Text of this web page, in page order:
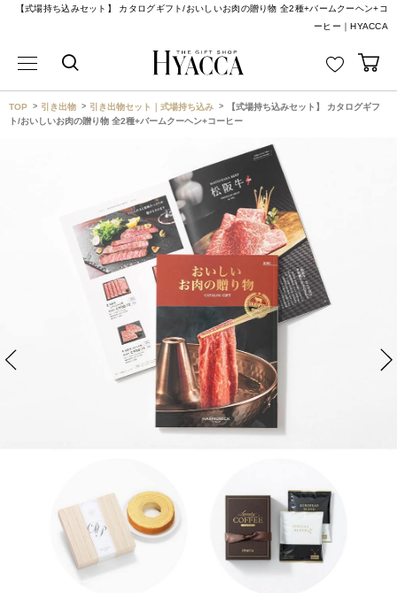
【式場持ち込みセット】 カタログギフト/おいしいお肉の贈り物 全2種+バームクーヘン+コ
ーヒー｜HYACCA
TOP 引き出物 引き出物セット｜式場持ち込み
【式場持ち込みセット】 カタログギフ
ト/おいしいお肉の贈り物 全2種+バームクーヘン+コーヒー